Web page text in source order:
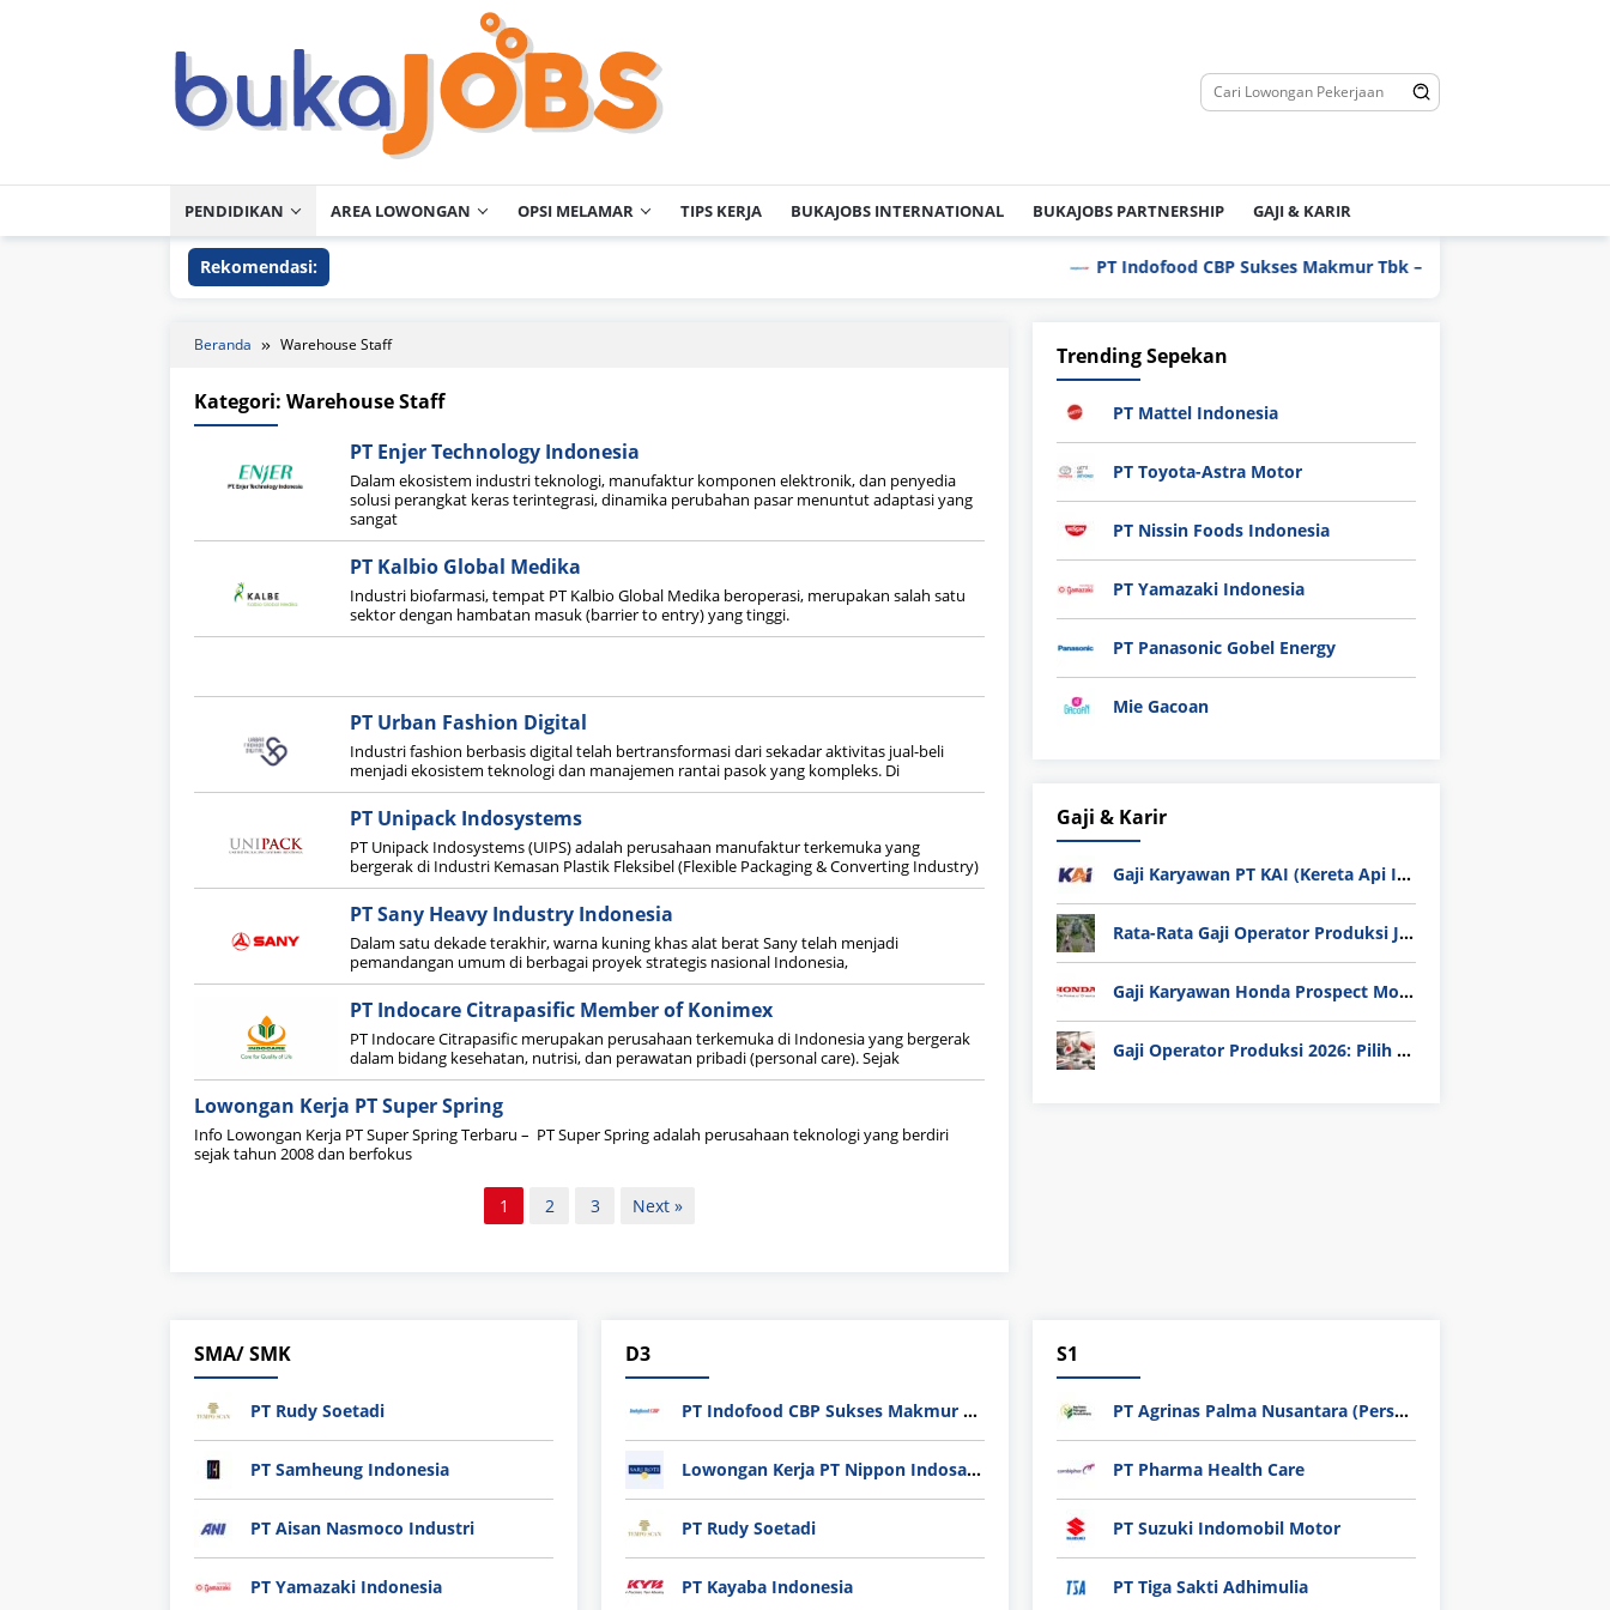
PENDIDIKAN AREA LOWONGAN OPSI MELAMAR TIPS KERJA BUKAJOBS INTERNATIONAL BUKAJOBS PARTNERSHIP GAJI & KARIR
Rekomendasi: PT Indofood CBP Sukses Makmur Tbk – Packaging Division
Beranda Warehouse Staff
Kategori: Warehouse Staff
PT Enjer Technology Indonesia
Dalam ekosistem industri teknologi, manufaktur komponen elektronik, dan penyedia
solusi perangkat keras terintegrasi, dinamika perubahan pasar menuntut adaptasi yang
sangat
PT Kalbio Global Medika
Industri biofarmasi, tempat PT Kalbio Global Medika beroperasi, merupakan salah satu
sektor dengan hambatan masuk (barrier to entry) yang tinggi.
PT Urban Fashion Digital
Industri fashion berbasis digital telah bertransformasi dari sekadar aktivitas jual-beli
menjadi ekosistem teknologi dan manajemen rantai pasok yang kompleks. Di
PT Unipack Indosystems
PT Unipack Indosystems (UIPS) adalah perusahaan manufaktur terkemuka yang
bergerak di Industri Kemasan Plastik Fleksibel (Flexible Packaging & Converting Industry)
PT Sany Heavy Industry Indonesia
Dalam satu dekade terakhir, warna kuning khas alat berat Sany telah menjadi
pemandangan umum di berbagai proyek strategis nasional Indonesia,
PT Indocare Citrapasific Member of Konimex
PT Indocare Citrapasific merupakan perusahaan terkemuka di Indonesia yang bergerak
dalam bidang kesehatan, nutrisi, dan perawatan pribadi (personal care). Sejak
Lowongan Kerja PT Super Spring
Info Lowongan Kerja PT Super Spring Terbaru – PT Super Spring adalah perusahaan teknologi yang berdiri
sejak tahun 2008 dan berfokus
1 2 3 Next »
Trending Sepekan
PT Mattel Indonesia
PT Toyota-Astra Motor
PT Nissin Foods Indonesia
PT Yamazaki Indonesia
PT Panasonic Gobel Energy
Mie Gacoan
Gaji & Karir
Gaji Karyawan PT KAI (Kereta Api Indonesia) Update 2025
Rata-Rata Gaji Operator Produksi Jabodetabek 2025: Bedah Tuntas UMK, Lemburan, dan Realita Hidup Buruh
Gaji Karyawan Honda Prospect Motor Semua Divisi
Gaji Operator Produksi 2026: Pilih PT Astra Honda Motor (AHM) atau Manufaktur di Jepang?
SMA/ SMK
PT Rudy Soetadi
PT Samheung Indonesia
PT Aisan Nasmoco Industri
PT Yamazaki Indonesia
D3
PT Indofood CBP Sukses Makmur Tbk – Packaging Division
Lowongan Kerja PT Nippon Indosari Corpindo Tbk. Bulan Agustus 2026
PT Rudy Soetadi
PT Kayaba Indonesia
S1
PT Agrinas Palma Nusantara (Persero)
PT Pharma Health Care
PT Suzuki Indomobil Motor
PT Tiga Sakti Adhimulia